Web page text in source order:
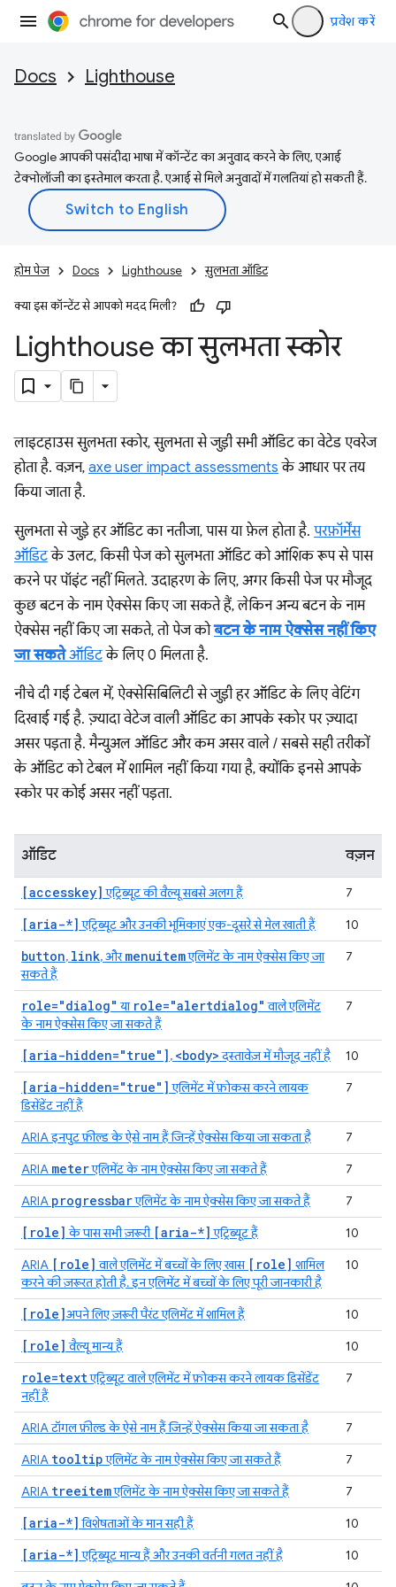
प्रवेश करें
Docs Lighthouse
Google आपकी पसंदीदा भाषा में कॉन्टेंट का अनुवाद करने के लिए, एआई
टेक्नोलॉजी का इस्तेमाल करता है. एआई से मिले अनुवादों में गलतियां हो सकती हैं.
होम पेज Docs Lighthouse सुलभता ऑडिट
क्या इस कॉन्टेंट से आपको मदद मिली?
Lighthouse का सुलभता स्कोर
लाइटहाउस सुलभता स्कोर, सुलभता से जुड़ी सभी ऑडिट का वेटेड एवरेज
होता है. वज़न, axe user impact assessments के आधार पर तय
किया जाता है.
सुलभता से जुड़े हर ऑडिट का नतीजा, पास या फ़ेल होता है. परफ़ॉर्मेंस
ऑडिटके उलट, किसी पेज को सुलभता ऑडिट को आंशिक रूप से पास
करने पर पॉइंट नहीं मिलते. उदाहरण के लिए, अगर किसी पेज पर मौजूद
कुछ बटन के नाम ऐक्सेस किए जा सकते हैं, लेकिन अन्य बटन के नाम
ऐक्सेस नहीं किए जा सकते, तो पेज कोबटन के नाम ऐक्सेस नहीं किए
जा सकतेऑडिटके लिए 0 मिलता है.
नीचे दी गई टेबल में, ऐक्सेसिबिलिटी से जुड़ी हर ऑडिट के लिए वेटिंग
दिखाई गई है. ज़्यादा वेटेज वाली ऑडिट का आपके स्कोर पर ज़्यादा
असर पड़ता है. मैन्युअल ऑडिट और कम असर वाले / सबसे सही तरीकों
के ऑडिट को टेबल में शामिल नहीं किया गया है, क्योंकि इनसे आपके
स्कोर पर कोई असर नहीं पड़ता.
ऑडिट वज़न
[accesskey] एट्रिब्यूट की वैल्यू सबसे अलग हैं 7
[aria-*] एट्रिब्यूट और उनकी भूमिकाएं एक-दूसरे से मेल खाती हैं 10
button, link, औरmenuitemएलिमेंट के नाम ऐक्सेस किए जा
सकते हैं
7
role="dialog" या role="alertdialog" वाले एलिमेंट
के नाम ऐक्सेस किए जा सकते हैं
7
[aria-hidden="true"], <body>दस्तावेज़ में मौजूद नहीं है 10
[aria-hidden="true"] एलिमेंट में फ़ोकस करने लायक
डिसेंडेंट नहीं हैं
7
ARIA इनपुट फ़ील्ड के ऐसे नाम हैं जिन्हें ऐक्सेस किया जा सकता है
7
ARIA meterएलिमेंट के नाम ऐक्सेस किए जा सकते हैं
7
ARIA progressbarएलिमेंट के नाम ऐक्सेस किए जा सकते हैं 7
[role] के पास सभी ज़रूरी [aria-*] एट्रिब्यूट हैं
10
ARIA [role] वाले एलिमेंट में बच्चों के लिए खास [role] शामिल
करने की ज़रूरत होती है. इन एलिमेंट में बच्चों के लिए पूरी जानकारी है
10
[role]अपने लिए ज़रूरी पैरंट एलिमेंट में शामिल हैं 10
[role] वैल्यू मान्य हैं 10
role=textएट्रिब्यूट वाले एलिमेंट में फ़ोकस करने लायक डिसेंडेंट
नहीं हैं
7
ARIA टॉगल फ़ील्ड के ऐसे नाम हैं जिन्हें ऐक्सेस किया जा सकता है
7
ARIA tooltipएलिमेंट के नाम ऐक्सेस किए जा सकते हैं
7
ARIA treeitemएलिमेंट के नाम ऐक्सेस किए जा सकते हैं 7
[aria-*] विशेषताओं के मान सही हैं 10
[aria-*] एट्रिब्यूट मान्य हैं और उनकी वर्तनी गलत नहीं है
10